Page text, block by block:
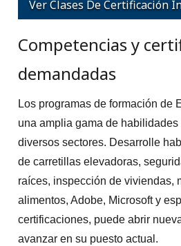
Ver Clases De Certificación
Competencias y
demandadas
Los programas de formación de
una amplia gama de
diversos sectores. Desarrolle
de carretillas elevadoras,
raíces, inspección de viviendas,
alimentos, Adobe, Microsoft y
certificaciones, puede abrir
avanzar en su puesto actual.